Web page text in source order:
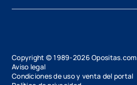
Copyright © 1989-2026 Opositas.com
Aviso legal
Condiciones de uso y venta del portal